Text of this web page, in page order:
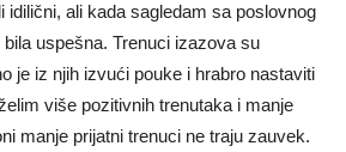
idilični, ali kada sagledam sa poslovnog
uspešna. Trenuci izazova su
je iz njih izvući pouke i hrabro nastaviti
više pozitivnih trenutaka i manje
manje prijatni trenuci ne traju zauvek.